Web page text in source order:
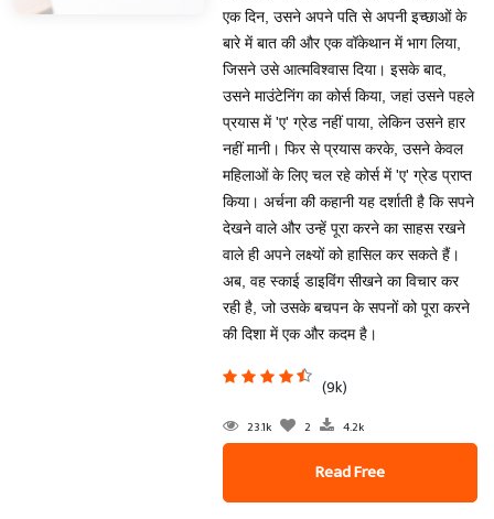
एक दिन, उसने अपने पति से अपनी इच्छाओं के
बारे में बात की और एक वॉकेथान में भाग लिया,
जिसने उसे आत्मविश्वास दिया। इसके बाद,
उसने माउंटेनिंग का कोर्स किया, जहां उसने पहले
प्रयास में 'ए' ग्रेड नहीं पाया, लेकिन उसने हार
नहीं मानी। फिर से प्रयास करके, उसने केवल
महिलाओं के लिए चल रहे कोर्स में 'ए' ग्रेड प्राप्त
किया। अर्चना की कहानी यह दर्शाती है कि सपने
देखने वाले और उन्हें पूरा करने का साहस रखने
वाले ही अपने लक्ष्यों को हासिल कर सकते हैं।
अब, वह स्काई डाइविंग सीखने का विचार कर
रही है, जो उसके बचपन के सपनों को पूरा करने
की दिशा में एक और कदम है।
(9k)
23.1k 2 4.2k
Read Free